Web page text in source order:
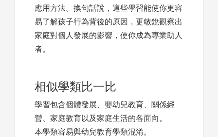
應用方法。換句話說，這些學習能使你更容
易了解孩子行為背後的原因，更敏銳觀察出
家庭對個人發展的影響，使你成為專業助人
者。
相似學類比一比
學習包含個體發展、嬰幼兒教育、關係經
營、家庭教育以及家庭生活的各面向。
本學類容易與幼兒教育學類混淆。